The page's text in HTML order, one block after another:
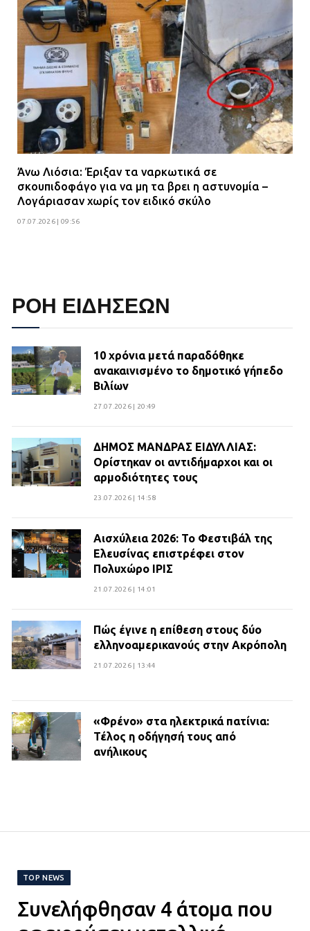
Άνω Λιόσια: Έριξαν τα ναρκωτικά σε
σκουπιδοφάγο για να μη τα βρει η αστυνομία –
Λογάριασαν χωρίς τον ειδικό σκύλο
07.07.2026 | 09:56
ΡΟΗ ΕΙΔΗΣΕΩΝ
10 χρόνια μετά παραδόθηκε
ανακαινισμένο το δημοτικό γήπεδο
Βιλίων
27.07.2026 | 20:49
ΔΗΜΟΣ ΜΑΝΔΡΑΣ ΕΙΔΥΛΛΙΑΣ:
Ορίστηκαν οι αντιδήμαρχοι και οι
αρμοδιότητες τους
23.07.2026 | 14:58
Αισχύλεια 2026: Το Φεστιβάλ της
Ελευσίνας επιστρέφει στον
Πολυχώρο ΙΡΙΣ
21.07.2026 | 14:01
Πώς έγινε η επίθεση στους δύο
ελληνοαμερικανούς στην Ακρόπολη
21.07.2026 | 13:44
«Φρένο» στα ηλεκτρικά πατίνια:
Τέλος η οδήγησή τους από
ανήλικους
Βριλήσσια: Αυτοκίνητο έσπασε
τζαμαρία και μπήκε μέσα σε μαγαζί
TOP NEWS
Συνελήφθησαν 4 άτομα που